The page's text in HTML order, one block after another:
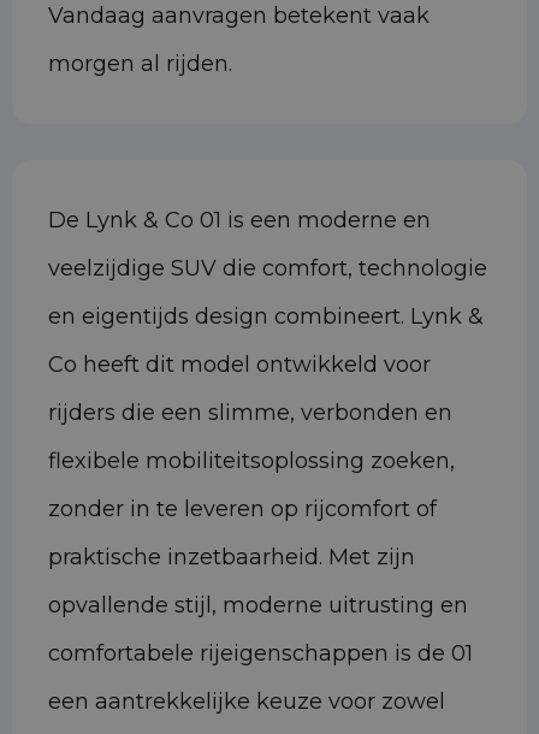
Vandaag aanvragen betekent vaak
morgen al rijden.
De Lynk & Co 01 is een moderne en
veelzijdige SUV die comfort, technologie
en eigentijds design combineert. Lynk &
Co heeft dit model ontwikkeld voor
rijders die een slimme, verbonden en
flexibele mobiliteitsoplossing zoeken,
zonder in te leveren op rijcomfort of
praktische inzetbaarheid. Met zijn
opvallende stijl, moderne uitrusting en
comfortabele rijeigenschappen is de 01
een aantrekkelijke keuze voor zowel